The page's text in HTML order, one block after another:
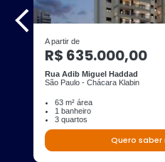
A partir de
R$ 635.000,00
Rua Adib Miguel Haddad
São Paulo - Chácara Klabin
63 m² área
1 banheiro
3 quartos
Quero saber